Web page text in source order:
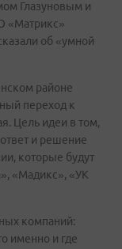
Глазуновым и
«Матрикс»
об «умной
районе
переход к
Цель идеи в том,
и решение
которые будут
«Мадикс», «УК
компаний:
именно и где